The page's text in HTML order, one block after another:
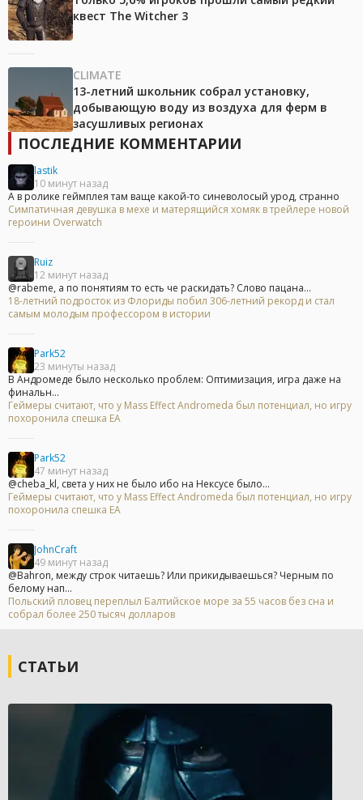
квест The Witcher 3
CLIMATE
13-летний школьник собрал установку,
добывающую воду из воздуха для ферм в
засушливых регионах
ПОСЛЕДНИЕ КОММЕНТАРИИ
lastik
10 минут назад
А в ролике геймплея там ваще какой-то синеволосый урод, странно
Симпатичная девушка в мехе и матерящийся хомяк в трейлере новой
героини Overwatch
Ruiz
12 минут назад
@rabeme, а по понятиям то есть че раскидать? Слово пацана...
18-летний подросток из Флориды побил 306-летний рекорд и стал
самым молодым профессором в истории
Park52
23 минуты назад
В Андромеде было несколько проблем: Оптимизация, игра даже на
финальн...
Геймеры считают, что у Mass Effect Andromeda был потенциал, но игру
похоронила спешка EA
Park52
47 минут назад
@cheba_kl, света у них не было ибо на Нексусе было...
Геймеры считают, что у Mass Effect Andromeda был потенциал, но игру
похоронила спешка EA
JohnCraft
49 минут назад
@Bahron, между строк читаешь? Или прикидываешься? Черным по
белому нап...
Польский пловец переплыл Балтийское море за 55 часов без сна и
собрал более 250 тысяч долларов
СТАТЬИ